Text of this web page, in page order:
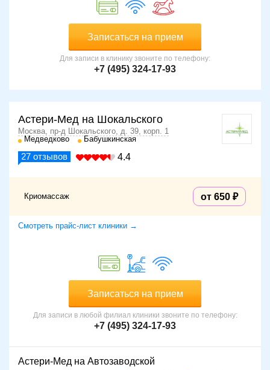
Записаться на прием
Для записи в клинику звоните по телефону:
+7 (495) 324-17-93
Астери-Мед на Шокальского
Москва, пр-д Шокальского, д. 39, корп. 1
Медведково
Бабушкинская
27 отзывов 4.4
Криомассаж от 650
Смотреть прайс-лист клиники →
Записаться на прием
Для записи в любой филиал клиники звоните по телефону:
+7 (495) 324-17-93
Астери-Мед на Автозаводской